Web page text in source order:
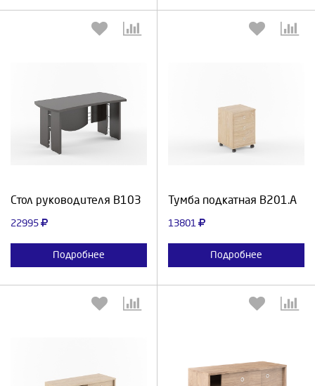
Стол руководителя В103
22995
Подробнее
Выберите количество:
Тумба подкатная В201.А
13801
Подробнее
Выберите количество: